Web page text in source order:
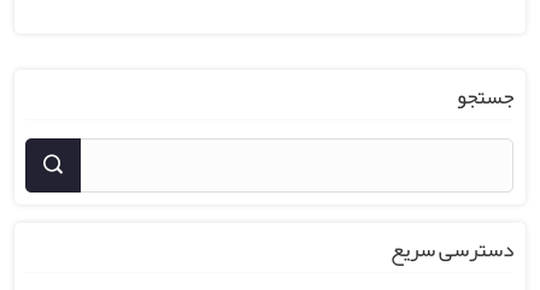
جستجو
دسترسی سریع